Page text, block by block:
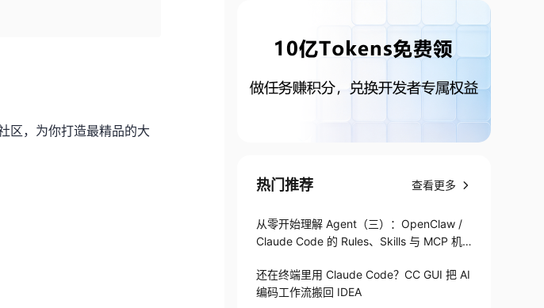
区，为你打造最精品的大
热门推荐 查看更多
从零开始理解 Agent（三）：OpenClaw /
Claude Code 的 Rules、Skills 与 MCP 机
还在终端里用 Claude Code？CC GUI 把 AI
编码工作流搬回 IDEA